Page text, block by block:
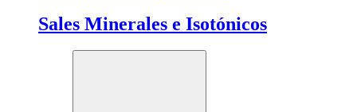
Sales Minerales e Isotónicos